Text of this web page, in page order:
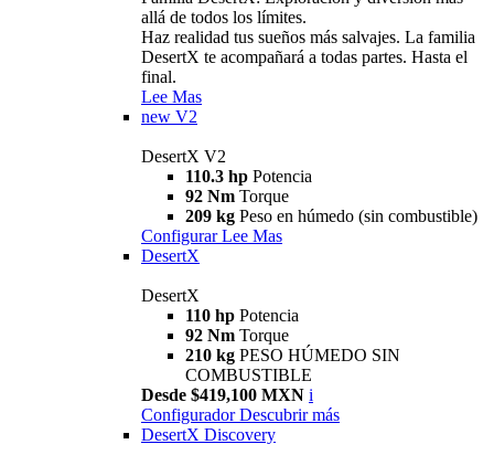
allá de todos los límites.
Haz realidad tus sueños más salvajes. La familia
DesertX te acompañará a todas partes. Hasta el
final.
Lee Mas
new V2
DesertX V2
110.3 hp Potencia
92 Nm Torque
209 kg Peso en húmedo (sin combustible)
Configurar Lee Mas
DesertX
DesertX
110 hp Potencia
92 Nm Torque
210 kg PESO HÚMEDO SIN
COMBUSTIBLE
Desde $419,100 MXN i
Configurador Descubrir más
DesertX Discovery